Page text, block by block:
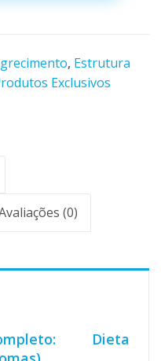
, Estrutura
Exclusivos
(0)
Dieta